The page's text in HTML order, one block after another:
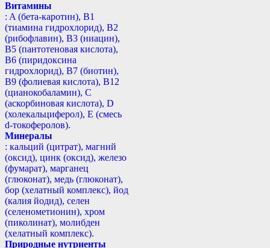
Витамины
: A (бета-каротин), B1
(тиамина гидрохлорид), B2
(рибофлавин), B3 (ниацин),
B5 (пантотеновая кислота),
B6 (пиридоксина
гидрохлорид), B7 (биотин),
B9 (фолиевая кислота), B12
(цианокобаламин), С
(аскорбиновая кислота), D
(холекальциферол), E (смесь
d-токоферолов).
Минералы
: кальций (цитрат), магний
(оксид), цинк (оксид), железо
(фумарат), марганец
(глюконат), медь (глюконат),
бор (хелатный комплекс), йод
(калия йодид), селен
(селенометионин), хром
(пиколинат), молибден
(хелатный комплекс).
Природные нутриенты